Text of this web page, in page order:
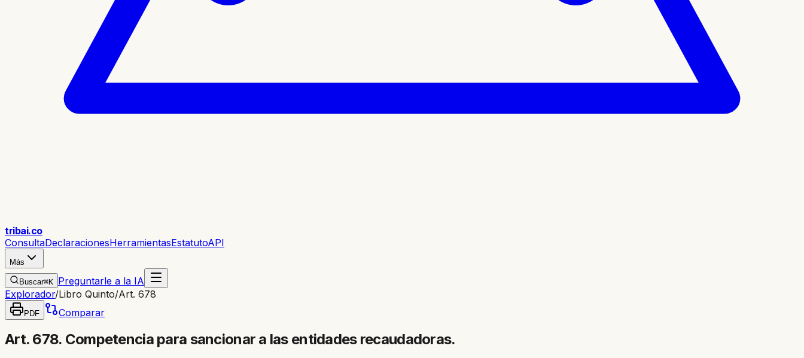
tribai.co
ConsultaDeclaracionesHerramientasEstatutoAPI
Más
Buscar⌘K Preguntarle a la IA
Explorador/Libro Quinto/Art. 678
PDF Comparar
Art. 678. Competencia para sancionar a las entidades recaudadoras.